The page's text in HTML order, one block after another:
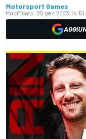
Motorsport Games
Modificato: 25 gen 2023, 14:51